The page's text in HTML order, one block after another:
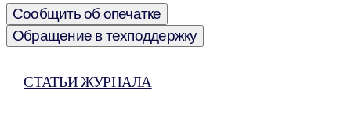
Сообщить об опечатке
Обращение в техподдержку
СТАТЬИ ЖУРНАЛА